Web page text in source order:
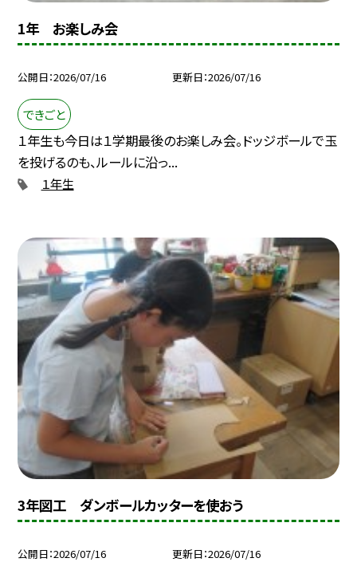
1年 お楽しみ会
公開日 2026/07/16 更新日 2026/07/16
できごと
１年生も今日は１学期最後のお楽しみ会。ドッジボールで玉
を投げるのも、ルールに沿っ...
１年生
3年図工 ダンボールカッターを使おう
公開日 2026/07/16 更新日 2026/07/16